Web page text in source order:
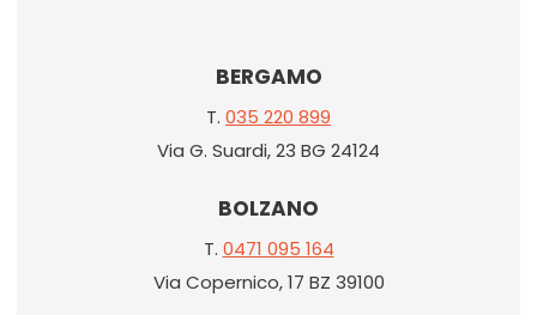
BERGAMO
T. 035 220 899
Via G. Suardi, 23 BG 24124
BOLZANO
T. 0471 095 164
Via Copernico, 17 BZ 39100